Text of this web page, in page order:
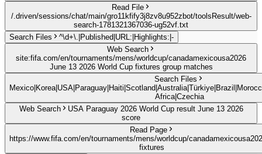
Read File
/.driven/sessions/chat/main/gro11kfify3j8zv8u952zbot/toolsResult/web-
search-1781321367036-ug52vf.txt
Search Files
^\d+\.|Published|URL:|Highlights:|-
Web Search
site:fifa.com/en/tournaments/mens/worldcup/canadamexicousa2026
June 13 2026 World Cup fixtures group matches
Search Files
Africa|Czechia
Web Search
USA Paraguay 2026 World Cup result June 13 2026
score
Read Page
https://www.fifa.com/en/tournaments/mens/worldcup/
fixtures